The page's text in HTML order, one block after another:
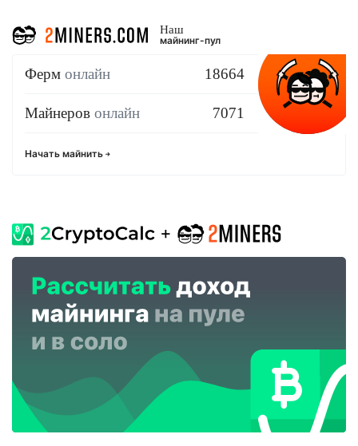
Наш
майнинг-пул
Ферм онлайн 18664
Майнеров онлайн 7071
Начать майнить